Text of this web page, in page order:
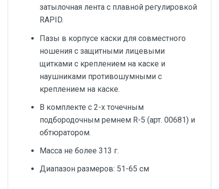
затылочная лента с плавной регулировкой
RAPID.
Пазы в корпусе каски для совместного
ношения с защитными лицевыми
щитками с креплением на каске и
наушниками противошумными с
креплением на каске.
В комплекте с 2-х точечным
подбородочным ремнем R-5 (арт. 00681) и
обтюратором.
Масса не более 313 г.
Диапазон размеров: 51-65 см